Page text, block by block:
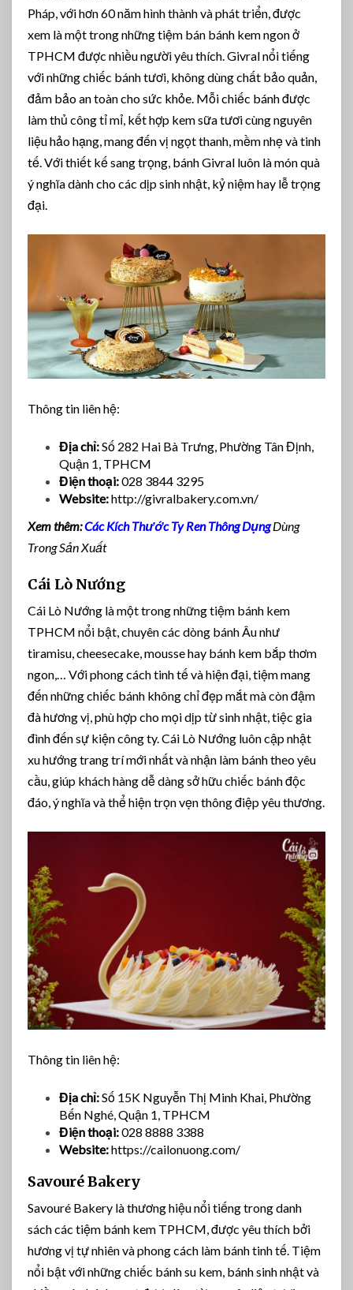
Pháp, với hơn 60 năm hình thành và phát triển, được
xem là một trong những tiệm bán bánh kem ngon ở
TPHCM được nhiều người yêu thích. Givral nổi tiếng
với những chiếc bánh tươi, không dùng chất bảo quản,
đảm bảo an toàn cho sức khỏe. Mỗi chiếc bánh được
làm thủ công tỉ mỉ, kết hợp kem sữa tươi cùng nguyên
liệu hảo hạng, mang đến vị ngọt thanh, mềm nhẹ và tinh
tế. Với thiết kế sang trọng, bánh Givral luôn là món quà
ý nghĩa dành cho các dịp sinh nhật, kỷ niệm hay lễ trọng
đại.
Thông tin liên hệ:
Địa chỉ:Số 282 Hai Bà Trưng, Phường Tân Định,
Quận 1, TPHCM
Điện thoại:028 3844 3295
Website:http://givralbakery.com.vn/
Xem thêm:Các Kích Thước Ty Ren Thông Dụng Dùng
Trong Sản Xuất
Cái Lò Nướng
Cái Lò Nướng là một trong những tiệm bánh kem
TPHCM nổi bật, chuyên các dòng bánh Âu như
tiramisu, cheesecake, mousse hay bánh kem bắp thơm
ngon,… Với phong cách tinh tế và hiện đại, tiệm mang
đến những chiếc bánh không chỉ đẹp mắt mà còn đậm
đà hương vị, phù hợp cho mọi dịp từ sinh nhật, tiệc gia
đình đến sự kiện công ty. Cái Lò Nướng luôn cập nhật
xu hướng trang trí mới nhất và nhận làm bánh theo yêu
cầu, giúp khách hàng dễ dàng sở hữu chiếc bánh độc
đáo, ý nghĩa và thể hiện trọn vẹn thông điệp yêu thương.
Thông tin liên hệ:
Địa chỉ:Số 15K Nguyễn Thị Minh Khai, Phường
Bến Nghé, Quận 1, TPHCM
Điện thoại:028 8888 3388
Website:https://cailonuong.com/
Savouré Bakery
Savouré Bakery là thương hiệu nổi tiếng trong danh
sách các tiệm bánh kem TPHCM, được yêu thích bởi
hương vị tự nhiên và phong cách làm bánh tinh tế. Tiệm
nổi bật với những chiếc bánh su kem, bánh sinh nhật và